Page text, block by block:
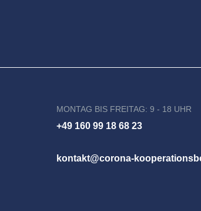
MONTAG BIS FREITAG: 9 - 18 UHR
+49 160 99 18 68 23
kontakt@corona-